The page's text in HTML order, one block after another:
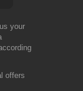
your
offers